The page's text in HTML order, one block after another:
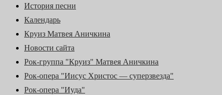
История песни
Календарь
Круиз Матвея Аничкина
Новости сайта
Рок-группа "Круиз" Матвея Аничкина
Рок-опера "Иисус Христос — суперзвезда"
Рок-опера "Иуда"